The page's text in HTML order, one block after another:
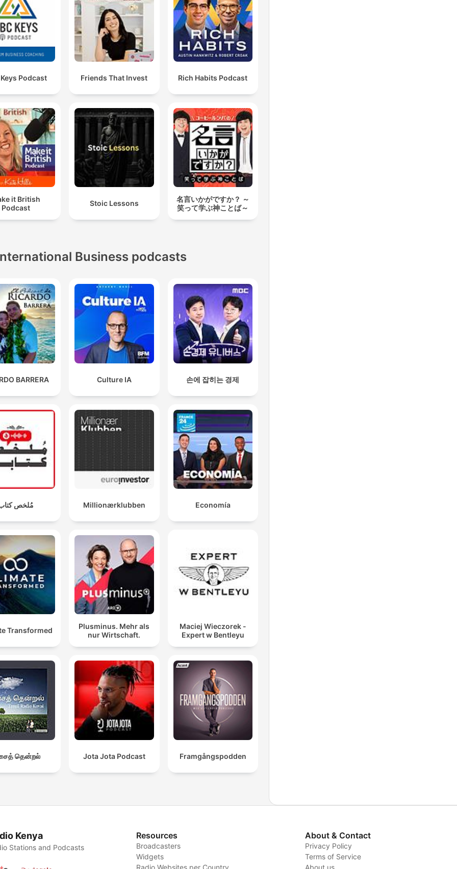
Keys Podcast Friends That Invest Rich Habits Podcast
it British
Podcast
Stoic Lessons
名言いかがですか？ ～
笑って学ぶ神ことば～
Business podcasts
BARRERA Culture IA 손에 잡히는 경제
مُلخص Millionærklubben Economía
Transformed
Plusminus. Mehr als
nur Wirtschaft.
Maciej Wieczorek -
Expert w Bentleyu
தென்றல் Jota Jota Podcast Framgångspodden
Kenya
Stations and Podcasts
Resources
Broadcasters
Widgets
Radio Websites per Country
About & Contact
Privacy Policy
Terms of Service
About us